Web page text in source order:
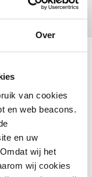
Over
van cookies
en web beacons.
en uw
wij het
wij cookies